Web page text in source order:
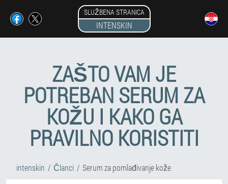
SLUŽBENA STRANICA
INTENSKIN
ZAŠTO VAM JE
POTREBAN SERUM ZA
KOŽU I KAKO GA
PRAVILNO KORISTITI
intenskin Članci Serum za pomlađivanje kože